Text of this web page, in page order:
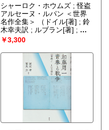
シャーロク・ホウムズ ; 怪盗
アルセーヌ・ルパン ＜世界
名作全集＞
（ドイル[著] ; 鈴
木幸夫訳 ; ルブラン[著] ; 保
篠龍緒訳）
￥3,300